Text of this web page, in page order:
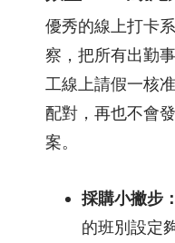
優秀的線上打卡
察，把所有出勤
工線上請假一核
配對，再也不會
案。
採購小撇步：
的班別設定